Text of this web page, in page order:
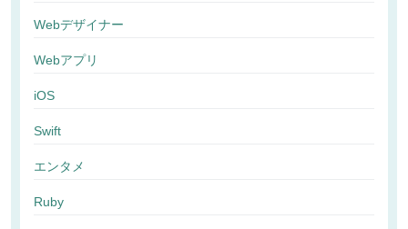
Webデザイナー
Webアプリ
iOS
Swift
エンタメ
Ruby